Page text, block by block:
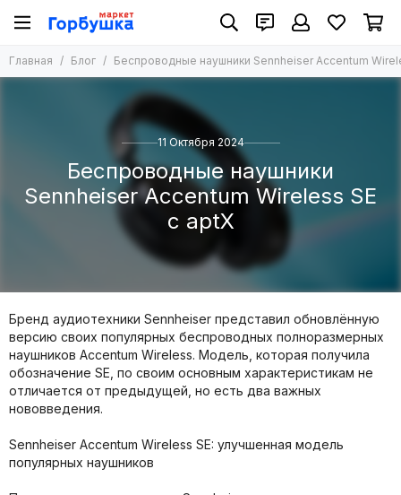
Главная Блог Беспроводные наушники Sennheiser Accentum
11 Октября 2024
Беспроводные наушники
Sennheiser Accentum Wireless SE
с aptX
Бренд аудиотехники Sennheiser представил обновлённую
версию своих популярных беспроводных полноразмерных
наушников Accentum Wireless. Модель, которая получила
обозначение SE, по своим основным характеристикам не
отличается от предыдущей, но есть два важных
нововведения.
Sennheiser Accentum Wireless SE: улучшенная модель
популярных наушников